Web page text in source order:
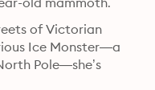
of Victorian
Ice Monster—a
Pole—she’s